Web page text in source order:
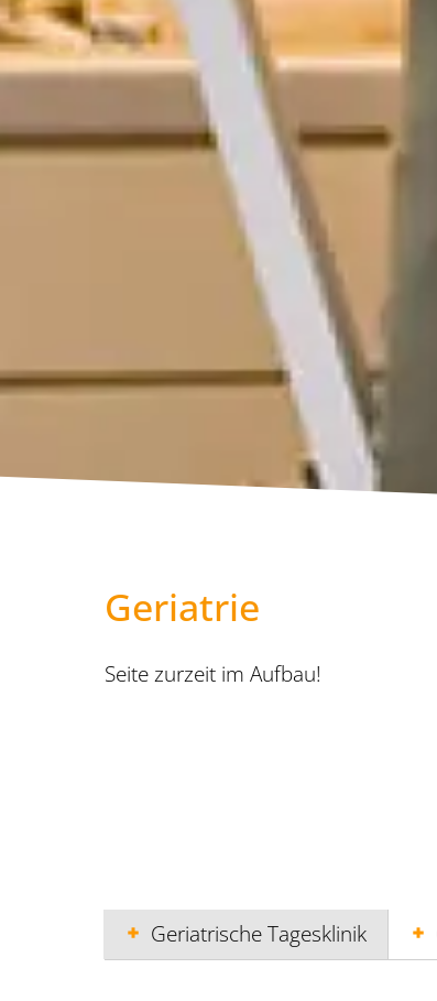
Geriatrie
Seite zurzeit im Aufbau!
Geriatrische Tagesklinik